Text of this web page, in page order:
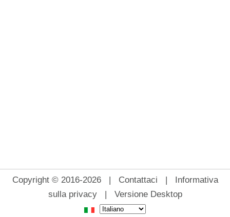
Copyright © 2016-2026 | Contattaci | Informativa
sulla privacy| Versione Desktop